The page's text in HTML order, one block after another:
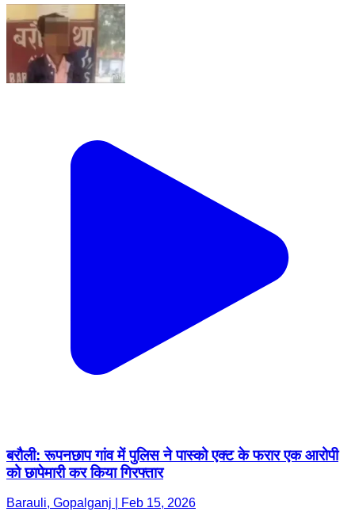
बरौली: रूपनछाप गांव में पुलिस ने पास्को एक्ट के फरार एक आरोपी
को छापेमारी कर किया गिरफ्तार
Barauli, Gopalganj | Feb 15, 2026